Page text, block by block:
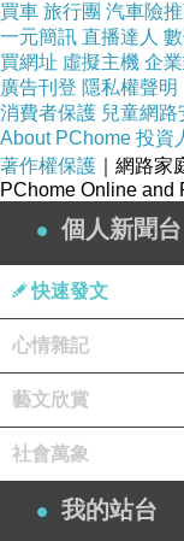
買車 旅行團 汽車險
一元簡訊 直播達人
買網址 虛擬主機 企
廣告刊登 隱私權聲明
消費者保護 兒童網路
About PChome 投資
著作權保護 ｜網路
PChome Online and
個人新聞台
快速發文
心情雜記
藝文欣賞
社會萬象
我的站台